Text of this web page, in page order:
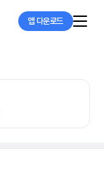
앱 다운로드